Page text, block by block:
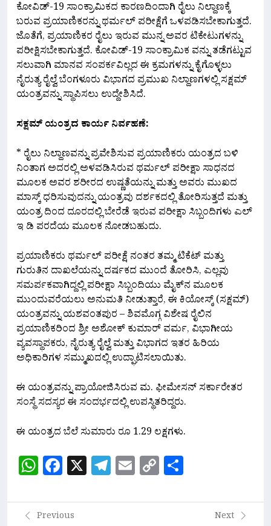
ಕೋವಿಡ್-19 ಸಾಂಕ್ರಾಮಿಕದ ಕಾರಣದಿಂದಾಗಿ ರೈಲು ನಿಲ್ದಾಣಕ್ಕೆ
ಬರುವ ಪ್ರಯಾಣಿಕರನ್ನು ಥರ್ಮಲ್ ಪರೀಕ್ಷೆಗೆ ಒಳಪಡಿಸಬೇಕಾಗುತ್ತದೆ.
ಜೊತೆಗೆ, ಪ್ರಯಾಣಿಕರ ರೈಲು ಇರುವ ಮುನ್ನ ಅವರ ಟಿಕೇಟುಗಳನ್ನು
ಪರೀಕ್ಷಿಸಬೇಕಾಗುತ್ತದೆ. ಕೋವಿಡ್-19 ಸಾಂಕ್ರಾಮಿಕ ವನ್ನು ತಡೆಗಟ್ಟುವ
ಸಲುವಾಗಿ ಮಾನವ ಸಂಪರ್ಕವಿಲ್ಲದ ಈ ಕ್ರಮಗಳನ್ನು ಕೈಗೊಳ್ಳಲು
ನೈರುತ್ಯ ರೈಲ್ವೆ ಬೆಂಗಳೂರು ವಿಭಾಗದ ಪ್ರಮುಖ ನಿಲ್ದಾಣಗಳಲ್ಲಿ ಸಕ್ಷಮ್
ಯಂತ್ರವನ್ನು ಸ್ಥಾಪಿಸಲು ಉದ್ದೇಶಿಸಿದೆ.
ಸಕ್ಷಮ್ ಯಂತ್ರದ ಕಾರ್ಯ ನಿರ್ವಹಣೆ:
* ರೈಲು ನಿಲ್ದಾಣವನ್ನು ಪ್ರವೇಶಿಸುವ ಪ್ರಯಾಣಿಕರು ಯಂತ್ರದ ಬಳಿ
ನಿಂತಾಗ ಅದರಲ್ಲಿ ಅಳವಡಿಸಿರುವ ಥರ್ಮಲ್ ಪರೀಕ್ಷಾ ಸಾಧನದ
ಮೂಲಕ ಅವರ ಶರೀರದ ಉಷ್ಣತೆಯನ್ನು ಮತ್ತು ಅವರು ಮುಖದ
ಮಾಸ್ಕ್ ಧರಿಸುವುದನ್ನು ಯಂತ್ರವು ದರ್ಶಕದಲ್ಲಿ ತೋರಿಸುತ್ತದೆ ಮತ್ತು
ಯಂತ್ರ ದಿಂದ ದೂರದಲ್ಲಿ ಬೇರೆಡೆ ಇರುವ ಪರೀಕ್ಷಾ ಸಿಬ್ಬಂದಿಗಳು ಎಲ್
ಇ ಡಿ ಪರದೆಯ ಮೂಲಕ ನೋಡಬಹುದು.
ಪ್ರಯಾಣಿಕರು ಥರ್ಮಲ್ ಪರೀಕ್ಷೆ ನಂತರ ತಮ್ಮ ಟಿಕೆಟ್ ಮತ್ತು
ಗುರುತಿನ ದಾಖಲೆಯನ್ನು ದರ್ಷಕದ ಮುಂದೆ ತೋರಿಸಿ, ಎಲ್ಲವು
ಸಮರ್ಪಕವಾಗಿದ್ದಲ್ಲಿ ಪರೀಕ್ಷಾ ಸಿಬ್ಬಂದಿಯು ಮೈಕ್‌ನ ಮೂಲಕ
ಮುಂದುವರೆಯಲು ಅನುಮತಿ ನೀಡುತ್ತಾರೆ, ಈ ಕಿಯೋಸ್ಕ್ (ಸಕ್ಷಮ್)
ಯಂತ್ರವನ್ನು ಯಶವಂತಪುರ – ಶಿವಮೊಗ್ಗ ವಿಶೇಷ ರೈಲಿನ
ಪ್ರಯಾಣಿಕರಿಂದ ಶ್ರೀ ಅಶೋಕ್ ಕುಮಾರ್ ವರ್ಮ, ವಿಭಾಗೀಯ
ವ್ಯವಸ್ಥಾಪಕರು, ನೈರುತ್ಯ ರೈಲ್ವೆ ಮತ್ತು ವಿಭಾಗದ ಇತರ ಹಿರಿಯ
ಅಧಿಕಾರಿಗಳ ಸಮ್ಮುಖದಲ್ಲಿ ಉದ್ಘಾಟಿಸಲಾಯಿತು.
ಈ ಯಂತ್ರವನ್ನು ಪ್ರಾಯೋಜಿಸಿರುವ ಮ. ಫೀಮೇಸನ್ ಸರ್ಕಾರೇತರ
ಸಂಸ್ಥೆ ಸದಸ್ಯರ ಈ ಸಂದರ್ಭದಲ್ಲಿ ಉಪಸ್ಥಿತರಿದ್ದರು.
ಈ ಯಂತ್ರದ ಬೆಲೆ ಸುಮಾರು ರೂ 1.29 ಲಕ್ಷಗಳು.
WhatsApp
Facebook
X Telegram
Email
Copy
Link
Previous
Next